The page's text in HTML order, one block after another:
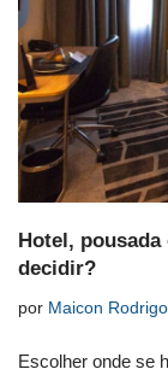
Hotel,
decidir?
por Maicon
Escolher onde se